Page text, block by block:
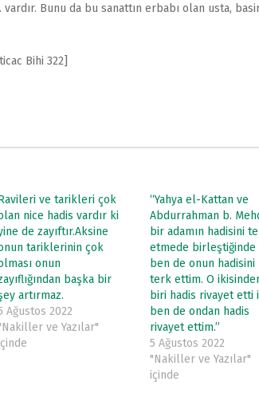
Bunu da bu sanattın erbabı olan usta,
Bihi 322]
ve tarikleri çok
nice hadis vardır ki
de zayıftır.Aksine
tariklerinin çok
onun
başka bir
artırmaz.
Ağustos 2022
ve Yazılar"
“Yahya el-Kattan ve
Abdurrahman b.
bir adamın hadisini
etmede birleştiğinde
ben de onun hadisini
terk ettim. O
biri hadis rivayet etti
ben de ondan hadis
rivayet ettim.”
5 Ağustos 2022
"Nakiller ve Yazılar"
içinde